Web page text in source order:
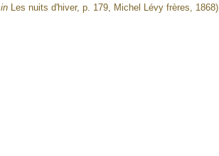
inLes nuits d'hiver, p. 179, Michel Lévy frères, 1868)